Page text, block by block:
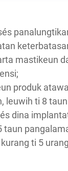
mastikeun
produk
leuwih ti 8
dina
taun
ti 5